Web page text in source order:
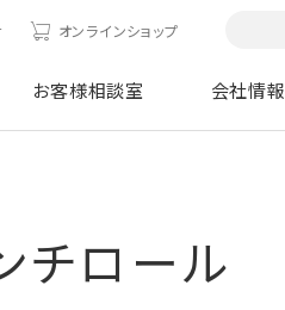
オンラインショップ
お客様相談室 会社情報
チロール